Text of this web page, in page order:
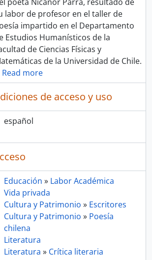
labor de profesor en el taller de
impartido en el Departamento
Estudios Humanísticos de la
de Ciencias Físicas y
de la Universidad de Chile.
Read more
de acceso y uso
español
Educación » Labor Académica
Vida privada
Cultura y Patrimonio » Escritores
Cultura y Patrimonio » Poesía
chilena
Literatura
Literatura » Crítica literaria